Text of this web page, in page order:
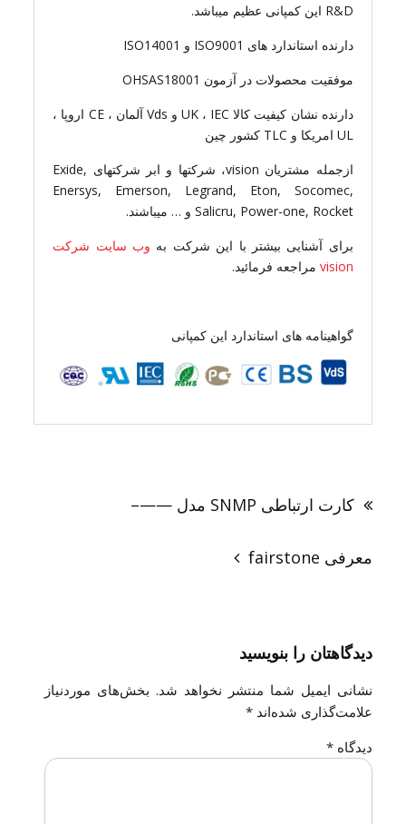
R&D این کمپانی عظیم میباشد.
دارنده استاندارد های ISO9001 و ISO14001
موفقیت محصولات در آزمون OHSAS18001
دارنده نشان کیفیت کالا UK ، IEC و Vds آلمان ، CE اروپا ،
UL امریکا و TLC کشور چین
ازجمله مشتریان vision، شرکتها و ابر شرکتهای Exide,
Enersys, Emerson, Legrand, Eton, Socomec,
Salicru, Power-one, Rocket و … میباشند.
برای آشنایی بیشتر با این شرکت به وب سایت شرکت
vision مراجعه فرمائید.
گواهینامه های استاندارد این کمپانی
نوشته
کارت ارتباطی SNMP مدل ——–
معرفی fairstone
دیدگاهتان را بنویسید
نشانی ایمیل شما منتشر نخواهد شد. بخش‌های موردنیاز
علامت‌گذاری شده‌اند*
دیدگاه*